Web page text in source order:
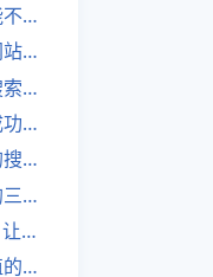
网站建设的秘密，你不能不知道
深圳网站制作公司介绍网站外链建设的不同表现形式
如何优化你的网站，让搜索引擎更喜欢
企业网站的标准：打造成功的一个必备条件」
优化企业网站建设推广的搜索引擎技巧
打造深圳搜索引擎排名的三个网站建设技巧
深圳网站建设SEO技巧：让你的网站得到搜索引擎青睐
提高企业博客的阅读价值的几个技巧